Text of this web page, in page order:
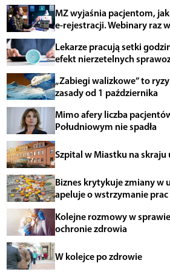
MZ wyjaśnia pacjentom,
e-rejestracji. Webinary raz
Lekarze pracują setki
efekt nierzetelnych
„Zabiegi walizkowe” to
zasady od 1 października
Mimo afery liczba
Południowym nie spadła
Szpital w Miastku na skraju
Biznes krytykuje zmiany w
apeluje o wstrzymanie prac
Kolejne rozmowy w
ochronie zdrowia
W kolejce po zdrowie